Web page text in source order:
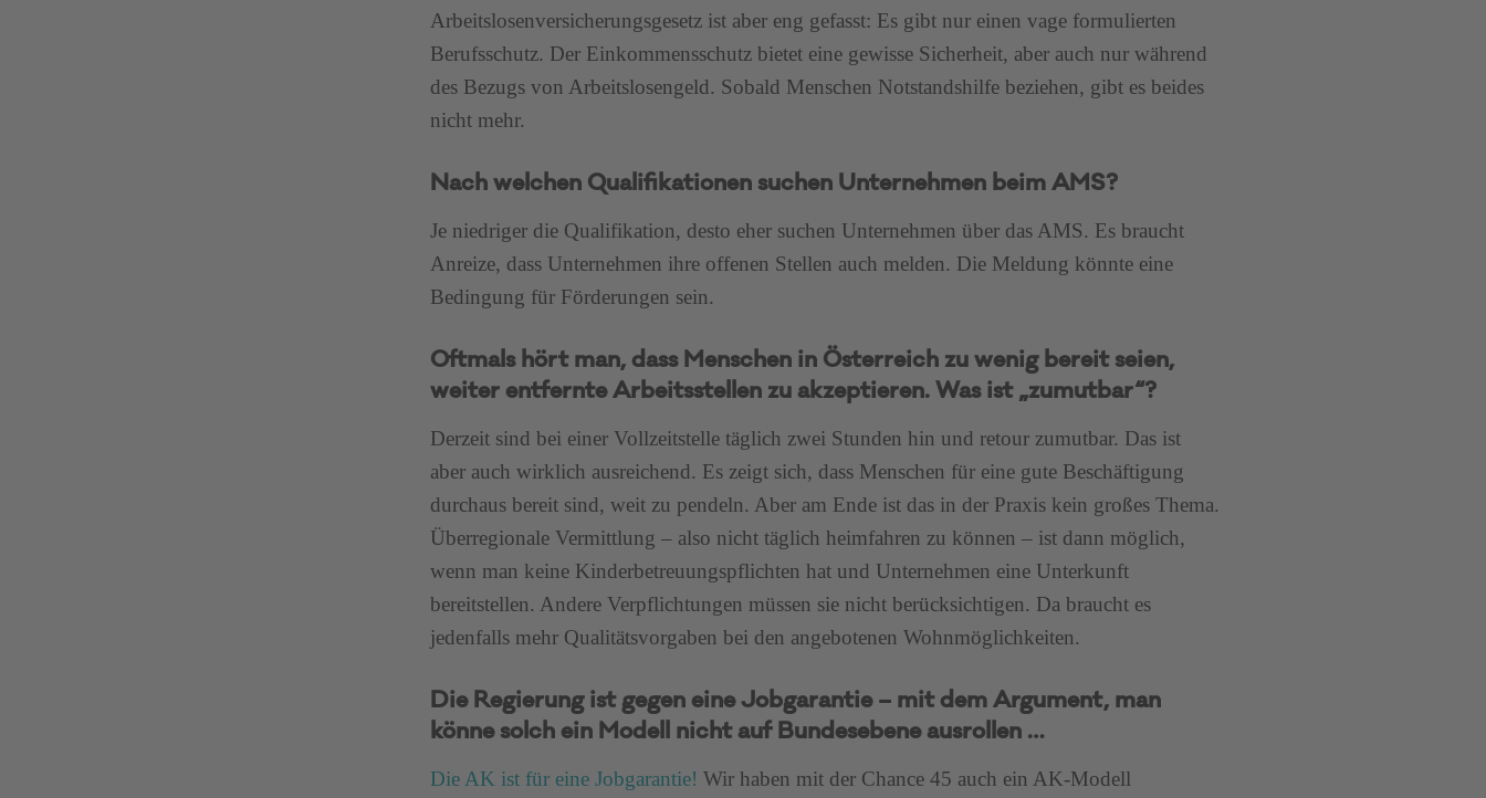
Arbeitslosenversicherungsgesetz ist aber eng gefasst: Es gibt nur einen vage formulierten
Berufsschutz. Der Einkommensschutz bietet eine gewisse Sicherheit, aber auch nur während
des Bezugs von Arbeitslosengeld. Sobald Menschen Notstandshilfe beziehen, gibt es beides
nicht mehr.
Nach welchen Qualifikationen suchen Unternehmen beim AMS?
Je niedriger die Qualifikation, desto eher suchen Unternehmen über das AMS. Es braucht
Anreize, dass Unternehmen ihre offenen Stellen auch melden. Die Meldung könnte eine
Bedingung für Förderungen sein.
Oftmals hört man, dass Menschen in Österreich zu wenig bereit seien,
weiter entfernte Arbeitsstellen zu akzeptieren. Was ist „zumutbar“?
Derzeit sind bei einer Vollzeitstelle täglich zwei Stunden hin und retour zumutbar. Das ist
aber auch wirklich ausreichend. Es zeigt sich, dass Menschen für eine gute Beschäftigung
durchaus bereit sind, weit zu pendeln. Aber am Ende ist das in der Praxis kein großes Thema.
Überregionale Vermittlung – also nicht täglich heimfahren zu können – ist dann möglich,
wenn man keine Kinderbetreuungspflichten hat und Unternehmen eine Unterkunft
bereitstellen. Andere Verpflichtungen müssen sie nicht berücksichtigen. Da braucht es
jedenfalls mehr Qualitätsvorgaben bei den angebotenen Wohnmöglichkeiten.
Die Regierung ist gegen eine Jobgarantie – mit dem Argument, man
könne solch ein Modell nicht auf Bundesebene ausrollen …
Die AK ist für eine Jobgarantie! Wir haben mit der Chance 45 auch ein AK-Modell